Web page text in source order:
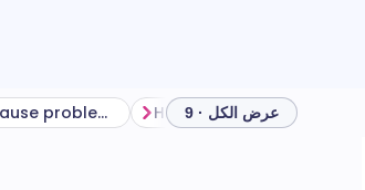
Can oxazepam cause problems? How to store oxazepam
عرض الكل · 9